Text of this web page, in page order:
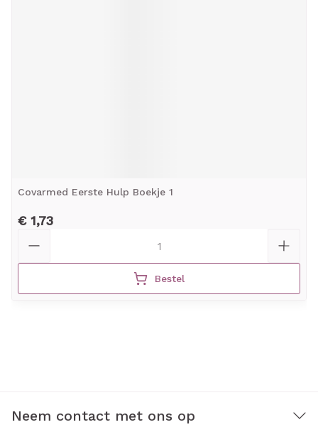
Covarmed Eerste Hulp Boekje 1
€ 1,73
Bestel
Neem contact met ons op